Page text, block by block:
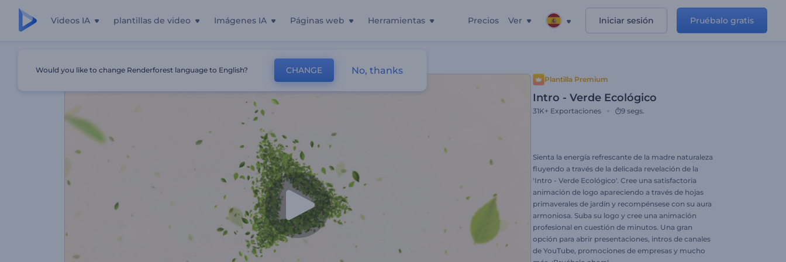
Videos IA plantillas de video Imágenes IA Páginas web Herramientas Precios Ver Iniciar sesión Pruébalo gratis
Plantilla Premium
Intro - Verde Ecológico
31K+ Exportaciones 9 segs.
Sienta la energía refrescante de la madre naturaleza
fluyendo a través de la delicada revelación de la
'Intro - Verde Ecológico'. Cree una satisfactoria
animación de logo apareciendo a través de hojas
primaverales de jardín y recompénsese con su aura
armoniosa. Suba su logo y cree una animación
profesional en cuestión de minutos. Una gran
opción para abrir presentaciones, intros de canales
de YouTube, promociones de empresas y mucho
Would you like to change Renderforest language to English? CHANGE No, thanks